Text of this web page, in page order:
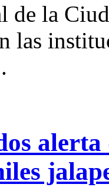
de la
las
alerta